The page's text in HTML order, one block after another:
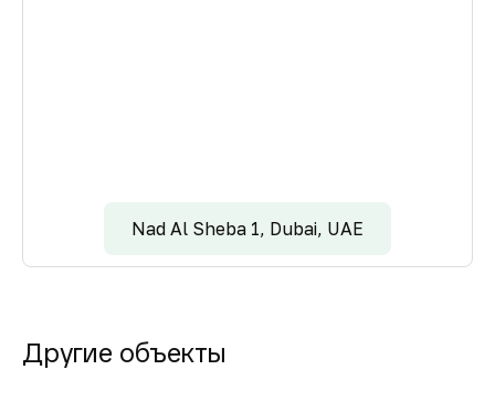
Nad Al Sheba 1, Dubai, UAE
Другие объекты